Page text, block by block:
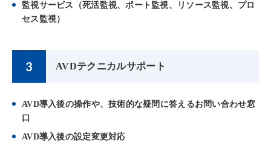
監視サービス（死活監視、ポート監視、リソース監視、プロ
セス監視）
AVDテクニカルサポート
AVD導入後の操作や、技術的な疑問に答えるお問い合わせ窓
口
AVD導入後の設定変更対応